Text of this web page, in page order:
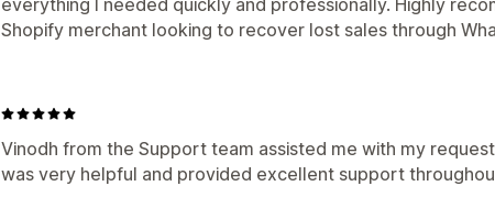
Shopify merchant looking to recover lost sales through
Vinodh from the Support team assisted me with my
was very helpful and provided excellent support